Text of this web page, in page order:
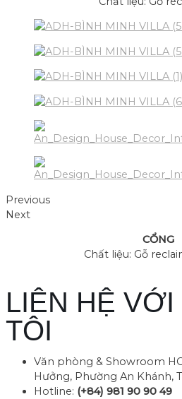
Previous
Next
CỔNG
Chất liệu: Gỗ
LIÊN HỆ VỚI
TÔI
Văn phòng & Showroom
Hưởng, Phường An Khánh,
Hotline: (+84) 981 90 90 49